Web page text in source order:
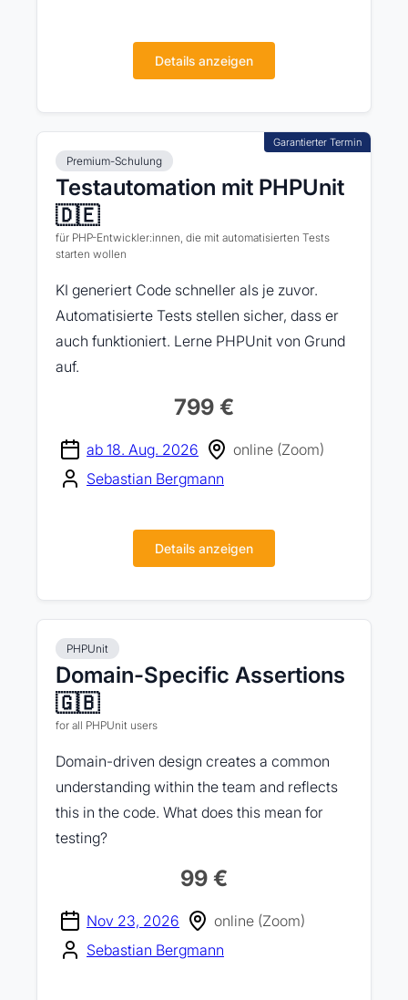
Details anzeigen
Premium-Schulung
Testautomation mit PHPUnit
🇩🇪
für PHP-Entwickler:innen, die mit automatisierten Tests
starten wollen
KI generiert Code schneller als je zuvor.
Automatisierte Tests stellen sicher, dass er
auch funktioniert. Lerne PHPUnit von Grund
auf.
799 €
ab 18. Aug. 2026
online (Zoom)
Sebastian Bergmann
Details anzeigen
PHPUnit
Domain-Specific Assertions
🇬🇧
for all PHPUnit users
Domain-driven design creates a common
understanding within the team and reflects
this in the code. What does this mean for
testing?
99 €
Nov 23, 2026
online (Zoom)
Sebastian Bergmann